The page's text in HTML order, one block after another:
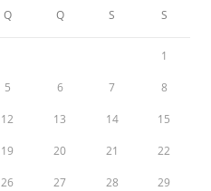
Q Q S S
1
5 6 7 8
12 13 14 15
19 20 21 22
26 27 28 29